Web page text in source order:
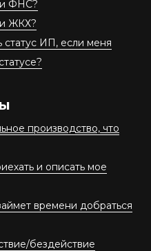
ФНС?
ЖКХ?
статус ИП, если меня
производство, что
и описать мое
времени добраться
бездействие